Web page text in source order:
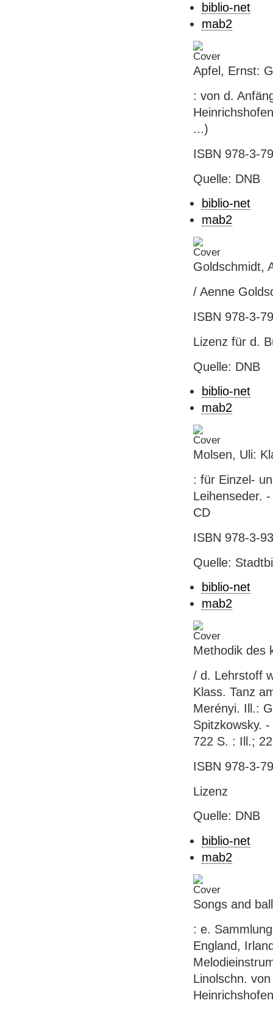
biblio-net
mab2
Apfel, Ernst:
: von d.
...)
ISBN 978-3-
Quelle: DNB
biblio-net
mab2
Goldschmidt,
/ Aenne
ISBN 978-3-
Lizenz für d.
Quelle: DNB
biblio-net
mab2
Molsen, Uli:
: für Einzel-
Leihenseder.
CD
ISBN 978-3-
Quelle:
biblio-net
mab2
Methodik des
/ d. Lehrstoff
Klass. Tanz
Merényi. Ill.:
Spitzkowsky.
722 S. : Ill.;
ISBN 978-3-
Lizenz
Quelle: DNB
biblio-net
mab2
Songs and
: e.
England,
Linolschn.